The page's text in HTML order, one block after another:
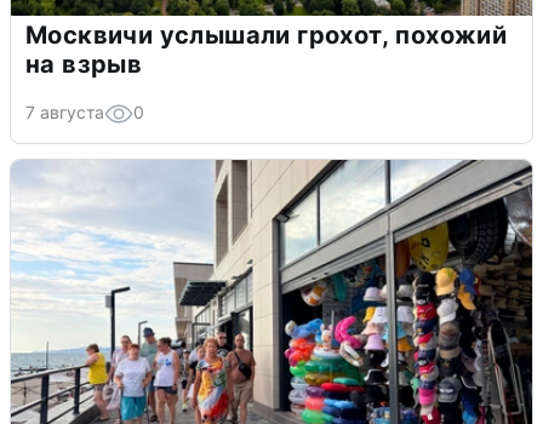
Москвичи услышали грохот, похожий
на взрыв
7 августа 0